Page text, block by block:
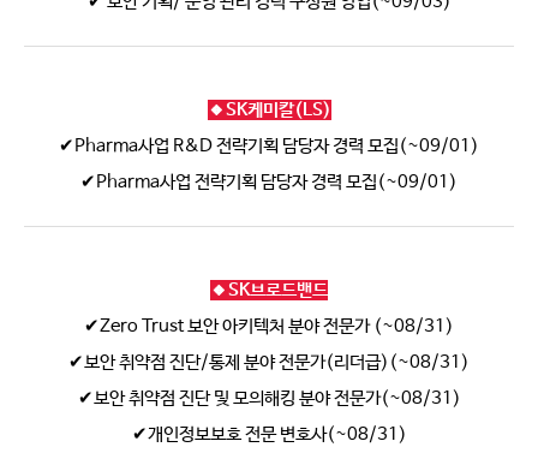
🔸SK케미칼(LS)
✔Pharma사업 R&D 전략기획 담당자 경력 모집(~09/01)
✔Pharma사업 전략기획 담당자 경력 모집(~09/01)
🔸SK브로드밴드
✔Zero Trust 보안 아키텍처 분야 전문가 (~08/31)
✔보안 취약점 진단/통제 분야 전문가(리더급)(~08/31)
✔보안 취약점 진단 및 모의해킹 분야 전문가(~08/31)
✔개인정보보호 전문 변호사(~08/31)